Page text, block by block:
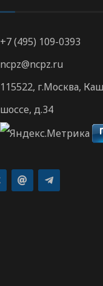
+7 (495) 109-0393
ncpz@ncpz.ru
115522, г.Москва,
шоссе, д.34